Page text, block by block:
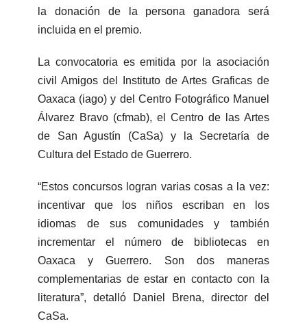
la donación de la persona ganadora será
incluida en el premio.
La convocatoria es emitida por la asociación
civil Amigos del Instituto de Artes Graficas de
Oaxaca (iago) y del Centro Fotográfico Manuel
Álvarez Bravo (cfmab), el Centro de las Artes
de San Agustín (CaSa) y la Secretaría de
Cultura del Estado de Guerrero.
“Estos concursos logran varias cosas a la vez:
incentivar que los niños escriban en los
idiomas de sus comunidades y también
incrementar el número de bibliotecas en
Oaxaca y Guerrero. Son dos maneras
complementarias de estar en contacto con la
literatura”, detalló Daniel Brena, director del
CaSa.